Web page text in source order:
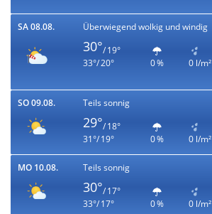
SA 08.08. Überwiegend wolkig und windig
30°/ 19°
33°/ 20°
0 % 0 l/m²
SO 09.08. Teils sonnig
29°/ 18°
31°/ 19°
0 % 0 l/m²
MO 10.08. Teils sonnig
30°/ 17°
33°/ 17°
0 % 0 l/m²